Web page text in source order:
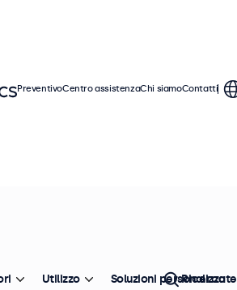
PreventivoCentro assistenzaChi siamoContatti
Utilizzo Soluzioni personalizzate
Ricerca